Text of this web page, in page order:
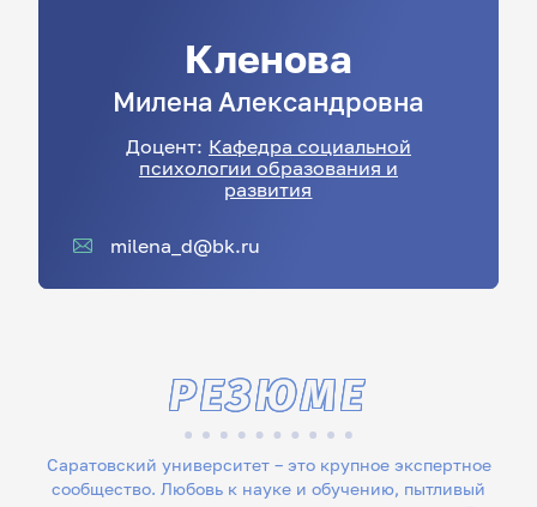
Кленова
Милена Александровна
Доцент: Кафедра социальной
психологии образования и
развития
milena_d@bk.ru
Саратовский университет – это крупное экспертное
сообщество. Любовь к науке и обучению, пытливый
РЕЗЮМЕ